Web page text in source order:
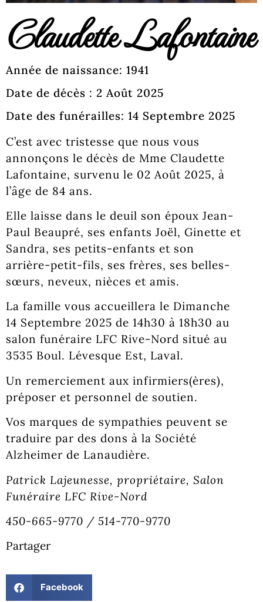
Claudette Lafontaine
Année de naissance: 1941
Date de décès : 2 Août 2025
Date des funérailles: 14 Septembre 2025
C’est avec tristesse que nous vous
annonçons le décès de Mme Claudette
Lafontaine, survenu le 02 Août 2025, à
l’âge de 84 ans.
Elle laisse dans le deuil son époux Jean-
Paul Beaupré, ses enfants Joël, Ginette et
Sandra, ses petits-enfants et son
arrière-petit-fils, ses frères, ses belles-
sœurs, neveux, nièces et amis.
La famille vous accueillera le Dimanche
14 Septembre 2025 de 14h30 à 18h30 au
salon funéraire LFC Rive-Nord situé au
3535 Boul. Lévesque Est, Laval.
Un remerciement aux infirmiers(ères),
préposer et personnel de soutien.
Vos marques de sympathies peuvent se
traduire par des dons à la Société
Alzheimer de Lanaudière.
Patrick Lajeunesse, propriétaire, Salon
Funéraire LFC Rive-Nord
450-665-9770 / 514-770-9770
Partager
Facebook